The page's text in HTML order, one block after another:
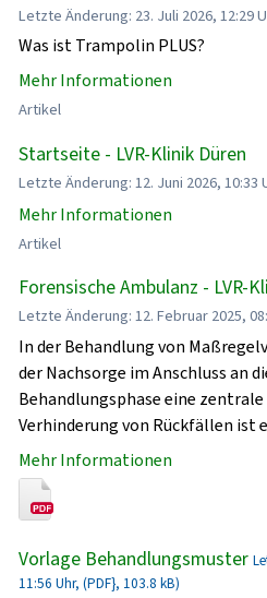
Letzte Änderung: 23. Juli 2026, 12:29
Was ist Trampolin PLUS?
Mehr Informationen
Artikel
Startseite - LVR-Klinik Düren
Letzte Änderung: 12. Juni 2026, 10:33
Mehr Informationen
Artikel
Forensische Ambulanz - LVR-
Letzte Änderung: 12. Februar 2025,
In der Behandlung von
der Nachsorge im Anschluss an
Behandlungsphase eine zentrale
Verhinderung von Rückfällen ist
Mehr Informationen
Vorlage Behandlungsmuster
11:56 Uhr, (PDF}, 103.8 kB)